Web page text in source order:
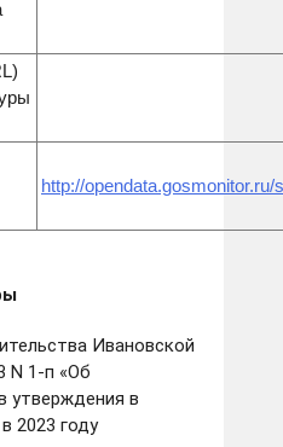
http://opendata.gosmonitor.ru/
Ивановской
N 1-п «Об
утверждения в
2023 году